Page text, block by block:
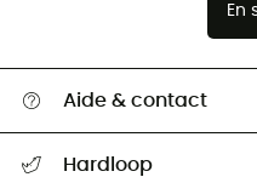
En
Aide & contact
Hardloop